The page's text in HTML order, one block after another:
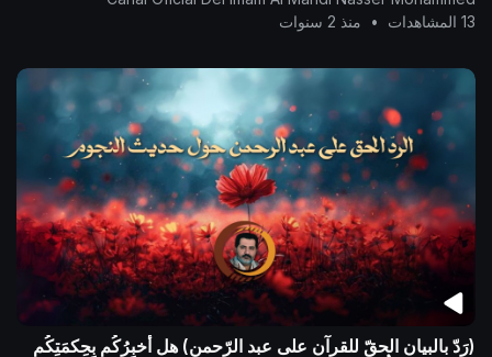
13 المشاهدات
• منذ 2 سنوات
(رَدّ بالبيان الحقّ للقرآن على عبد الرّحمن) هل أُخبِرُكُم بِحِكمَتِكُم